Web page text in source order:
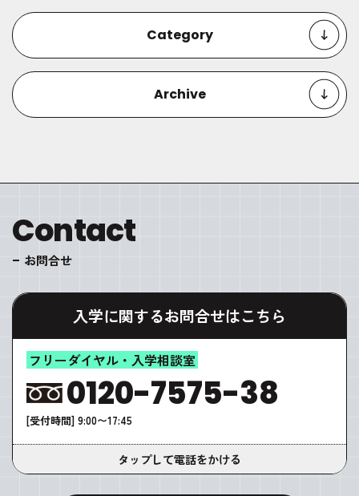
Category
Archive
Contact
お問合せ
入学に関するお問合せはこちら
フリーダイヤル・入学相談室
0120-7575-38
[受付時間] 9:00〜17:45
タップして電話をかける